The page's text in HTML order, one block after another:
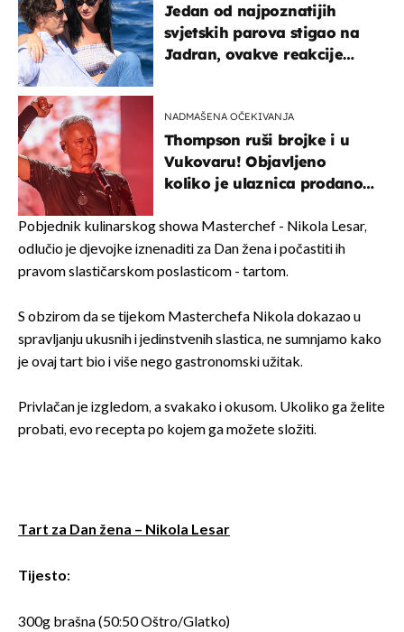
Jedan od najpoznatijih
svjetskih parova stigao na
Jadran, ovakve reakcije
NADMAŠENA OČEKIVANJA
Thompson ruši brojke i u
Vukovaru! Objavljeno
koliko je ulaznica prodano
Pobjednik kulinarskog showa Masterchef - Nikola Lesar,
odlučio je djevojke iznenaditi za Dan žena i počastiti ih
pravom slastičarskom poslasticom - tartom.
S obzirom da se tijekom Masterchefa Nikola dokazao u
spravljanju ukusnih i jedinstvenih slastica, ne sumnjamo kako
je ovaj tart bio i više nego gastronomski užitak.
Privlačan je izgledom, a svakako i okusom. Ukoliko ga želite
probati, evo recepta po kojem ga možete složiti.
Tart za Dan žena – Nikola Lesar
Tijesto:
300g brašna (50:50 Oštro/Glatko)